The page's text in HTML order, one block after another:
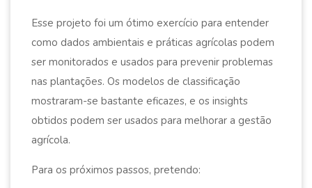
Esse projeto foi um ótimo exercício para entender
como dados ambientais e práticas agrícolas podem
ser monitorados e usados para prevenir problemas
nas plantações. Os modelos de classificação
mostraram-se bastante eficazes, e os insights
obtidos podem ser usados para melhorar a gestão
agrícola.
Para os próximos passos, pretendo: